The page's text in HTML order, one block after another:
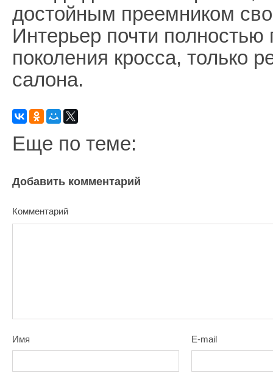
достойным преемником
Интерьер почти полностью
поколения кросса, только
салона.
Еще по теме:
Добавить комментарий
Комментарий
Имя E-mail